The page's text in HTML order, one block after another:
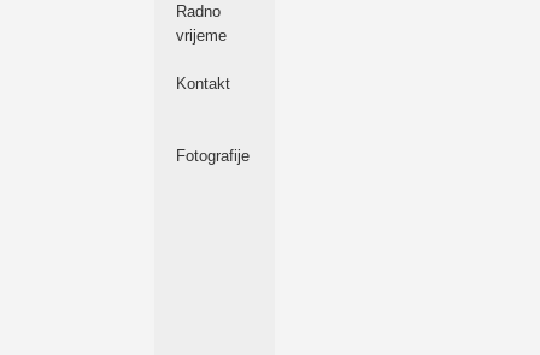
Radno
vrijeme
Kontakt
Fotografije